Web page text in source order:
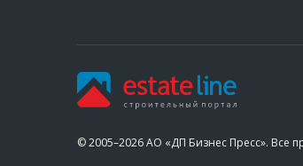
© 2005–2026 АО «ДП Бизнес Пресс». Все